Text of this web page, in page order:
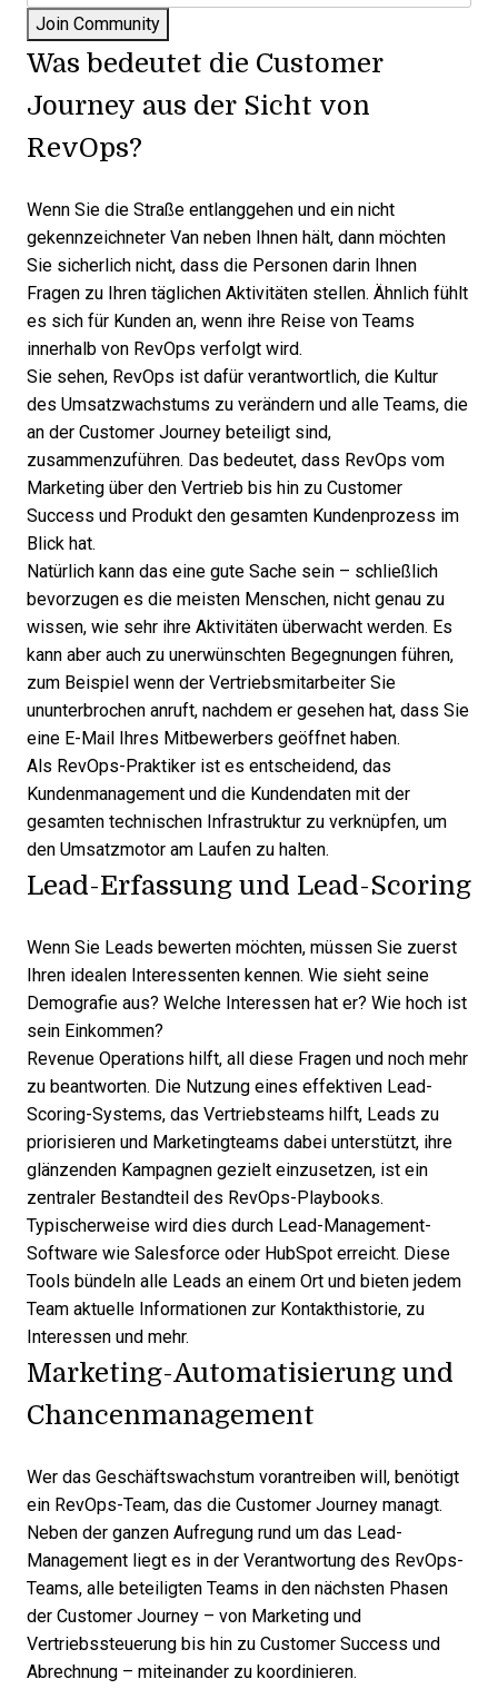
Was bedeutet die Customer
Journey aus der Sicht von
RevOps?
Wenn Sie die Straße entlanggehen und ein nicht
gekennzeichneter Van neben Ihnen hält, dann möchten
Sie sicherlich nicht, dass die Personen darin Ihnen
Fragen zu Ihren täglichen Aktivitäten stellen. Ähnlich fühlt
es sich für Kunden an, wenn ihre Reise von Teams
innerhalb von RevOps verfolgt wird.
Sie sehen, RevOps ist dafür verantwortlich, die Kultur
des Umsatzwachstums zu verändern und alle Teams, die
an der Customer Journey beteiligt sind,
zusammenzuführen. Das bedeutet, dass RevOps vom
Marketing über den Vertrieb bis hin zu Customer
Success und Produkt den gesamten Kundenprozess im
Blick hat.
Natürlich kann das eine gute Sache sein – schließlich
bevorzugen es die meisten Menschen, nicht genau zu
wissen, wie sehr ihre Aktivitäten überwacht werden. Es
kann aber auch zu unerwünschten Begegnungen führen,
zum Beispiel wenn der Vertriebsmitarbeiter Sie
ununterbrochen anruft, nachdem er gesehen hat, dass Sie
eine E-Mail Ihres Mitbewerbers geöffnet haben.
Als RevOps-Praktiker ist es entscheidend, das
Kundenmanagement und die Kundendaten mit der
gesamten technischen Infrastruktur zu verknüpfen, um
den Umsatzmotor am Laufen zu halten.
Lead-Erfassung und Lead-Scoring
Wenn Sie Leads bewerten möchten, müssen Sie zuerst
Ihren idealen Interessenten kennen. Wie sieht seine
Demografie aus? Welche Interessen hat er? Wie hoch ist
sein Einkommen?
Revenue Operations hilft, all diese Fragen und noch mehr
zu beantworten. Die Nutzung eines effektiven Lead-
Scoring-Systems, das Vertriebsteams hilft, Leads zu
priorisieren und Marketingteams dabei unterstützt, ihre
glänzenden Kampagnen gezielt einzusetzen, ist ein
zentraler Bestandteil des RevOps-Playbooks.
Typischerweise wird dies durch Lead-Management-
Software wie Salesforce oder HubSpot erreicht. Diese
Tools bündeln alle Leads an einem Ort und bieten jedem
Team aktuelle Informationen zur Kontakthistorie, zu
Interessen und mehr.
Marketing-Automatisierung und
Chancenmanagement
Wer das Geschäftswachstum vorantreiben will, benötigt
ein RevOps-Team, das die Customer Journey managt.
Neben der ganzen Aufregung rund um das Lead-
Management liegt es in der Verantwortung des RevOps-
Teams, alle beteiligten Teams in den nächsten Phasen
der Customer Journey – von Marketing und
Vertriebssteuerung bis hin zu Customer Success und
Abrechnung – miteinander zu koordinieren.